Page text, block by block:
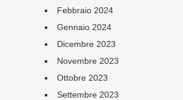
Febbraio 2024
Gennaio 2024
Dicembre 2023
Novembre 2023
Ottobre 2023
Settembre 2023